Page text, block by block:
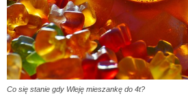
Co się stanie gdy Wleję mieszankę do 4t?